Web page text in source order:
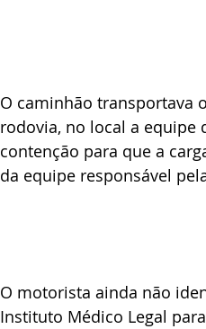
O caminhão transportava
rodovia, no local a equipe
contenção para que a
da equipe responsável
O motorista ainda não
Instituto Médico Legal